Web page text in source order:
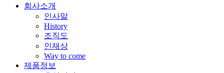
MBA-01 A 라인용 릴리프 모듈러 밸브
MBB-01 B 라인용 릴리프 모듈러 밸브
MBK-005 모듈러 밸브용 볼트 키트
Close
회사소개
인사말
History
조직도
인재상
Way to come
제품정보